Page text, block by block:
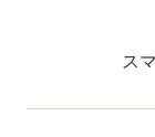
ス